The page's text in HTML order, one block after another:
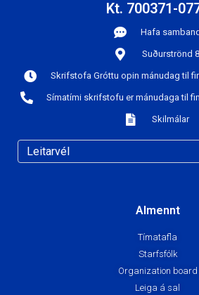
Kt. 700371-
Hafa samband
Suðurströnd 8
Skrifstofa Gróttu opin mánudag til
Símatími skrifstofu er mánudaga til
Skilmálar
Almennt
Tímatafla
Starfsfólk
Organization board
Leiga á sal